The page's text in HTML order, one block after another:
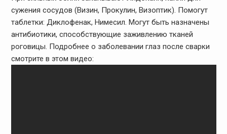
сужения сосудов (Визин, Прокулин, Визоптик). Помогут
таблетки: Диклофенак, Нимесил. Могут быть назначены
антибиотики, способствующие заживлению тканей
роговицы. Подробнее о заболевании глаз после сварки
смотрите в этом видео: